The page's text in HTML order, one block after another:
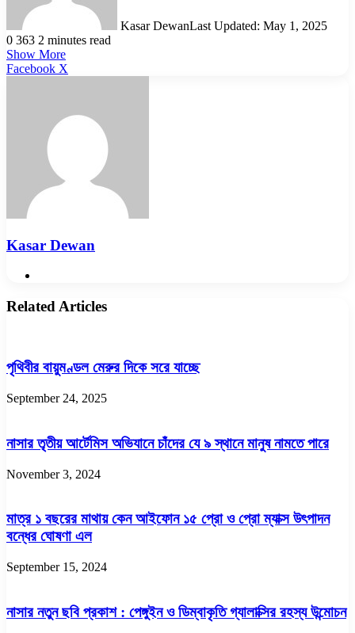
Kasar DewanLast Updated: May 1, 2025
0 363 2 minutes read
Show More
Facebook X
Kasar Dewan
Related Articles
পৃথিবীর বায়ুমণ্ডল মেরুর দিকে সরে যাচ্ছে
September 24, 2025
নাসার তৃতীয় আর্টেমিস অভিযানে চাঁদের যে ৯ স্থানে মানুষ নামতে পারে
November 3, 2024
মাত্র ১ বছরের মাথায় কেন আইফোন ১৫ প্রো ও প্রো ম্যাক্স উৎপাদন
বন্ধের ঘোষণা এল
September 15, 2024
নাসার নতুন ছবি প্রকাশ : পেঙ্গুইন ও ডিম্বাকৃতি গ্যালাক্সির রহস্য উন্মোচন